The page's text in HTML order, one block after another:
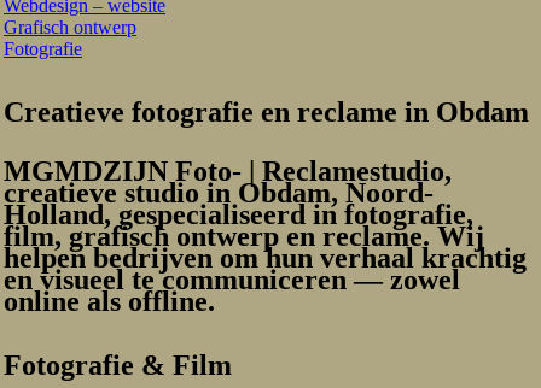
Webdesign – website
Grafisch ontwerp
Fotografie
Creatieve fotografie en reclame in Obdam
MGMDZIJN Foto- | Reclamestudio,
creatieve studio in Obdam, Noord-
Holland, gespecialiseerd in fotografie,
film, grafisch ontwerp en reclame. Wij
helpen bedrijven om hun verhaal krachtig
en visueel te communiceren — zowel
online als offline.
Fotografie & Film